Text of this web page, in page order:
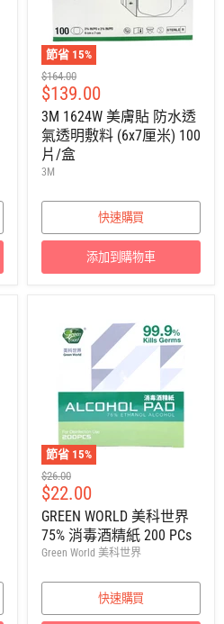
節省 15%
建
議
零
售
價
$164.00
售
價
$139.00
3M 1624W 美膚貼 防水透
氣透明敷料 (6x7厘米) 100
片/盒
3M
快速購買
添加到購物車
節省 15%
建
議
零
售
價
$26.00
售
價
$22.00
GREEN WORLD 美科世界
75% 消毒酒精紙 200 PCs
Green World 美科世界
快速購買